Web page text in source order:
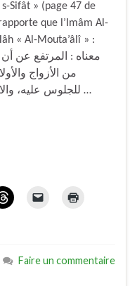
Sifât » (page 47 de
que l’Imâm Al-
« Al-Mouta’âlî » :
من الأزواج
للجلوس عليه، والاحتجاب بالستور عن أن تنفذ الأبصار …
Faire un commentaire